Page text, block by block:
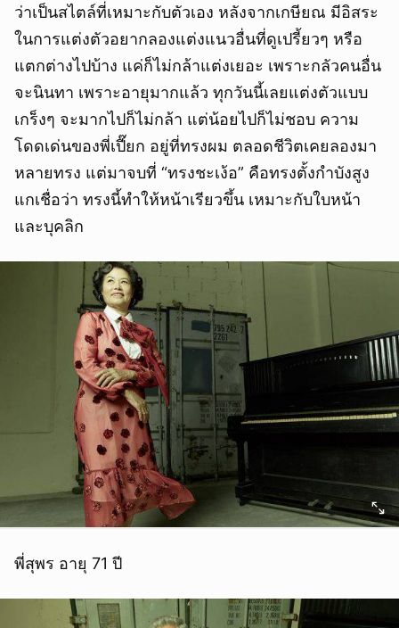
ว่าเป็นสไตล์ที่เหมาะกับตัวเอง หลังจากเกษียณ มีอิสระ
ในการแต่งตัวอยากลองแต่งแนวอื่นที่ดูเปรี้ยวๆ หรือ
แตกต่างไปบ้าง แค่ก็ไม่กล้าแต่งเยอะ เพราะกลัวคนอื่น
จะนินทา เพราะอายุมากแล้ว ทุกวันนี้เลยแต่งตัวแบบ
เกร็งๆ จะมากไปก็ไม่กล้า แต่น้อยไปก็ไม่ชอบ ความ
โดดเด่นของพี่เปี๊ยก อยู่ที่ทรงผม ตลอดชีวิตเคยลองมา
หลายทรง แต่มาจบที่ “ทรงชะเง้อ” คือทรงตั้งกำบังสูง
แกเชื่อว่า ทรงนี้ทำให้หน้าเรียวขึ้น เหมาะกับใบหน้า
และบุคลิก
พี่สุพร อายุ 71 ปี